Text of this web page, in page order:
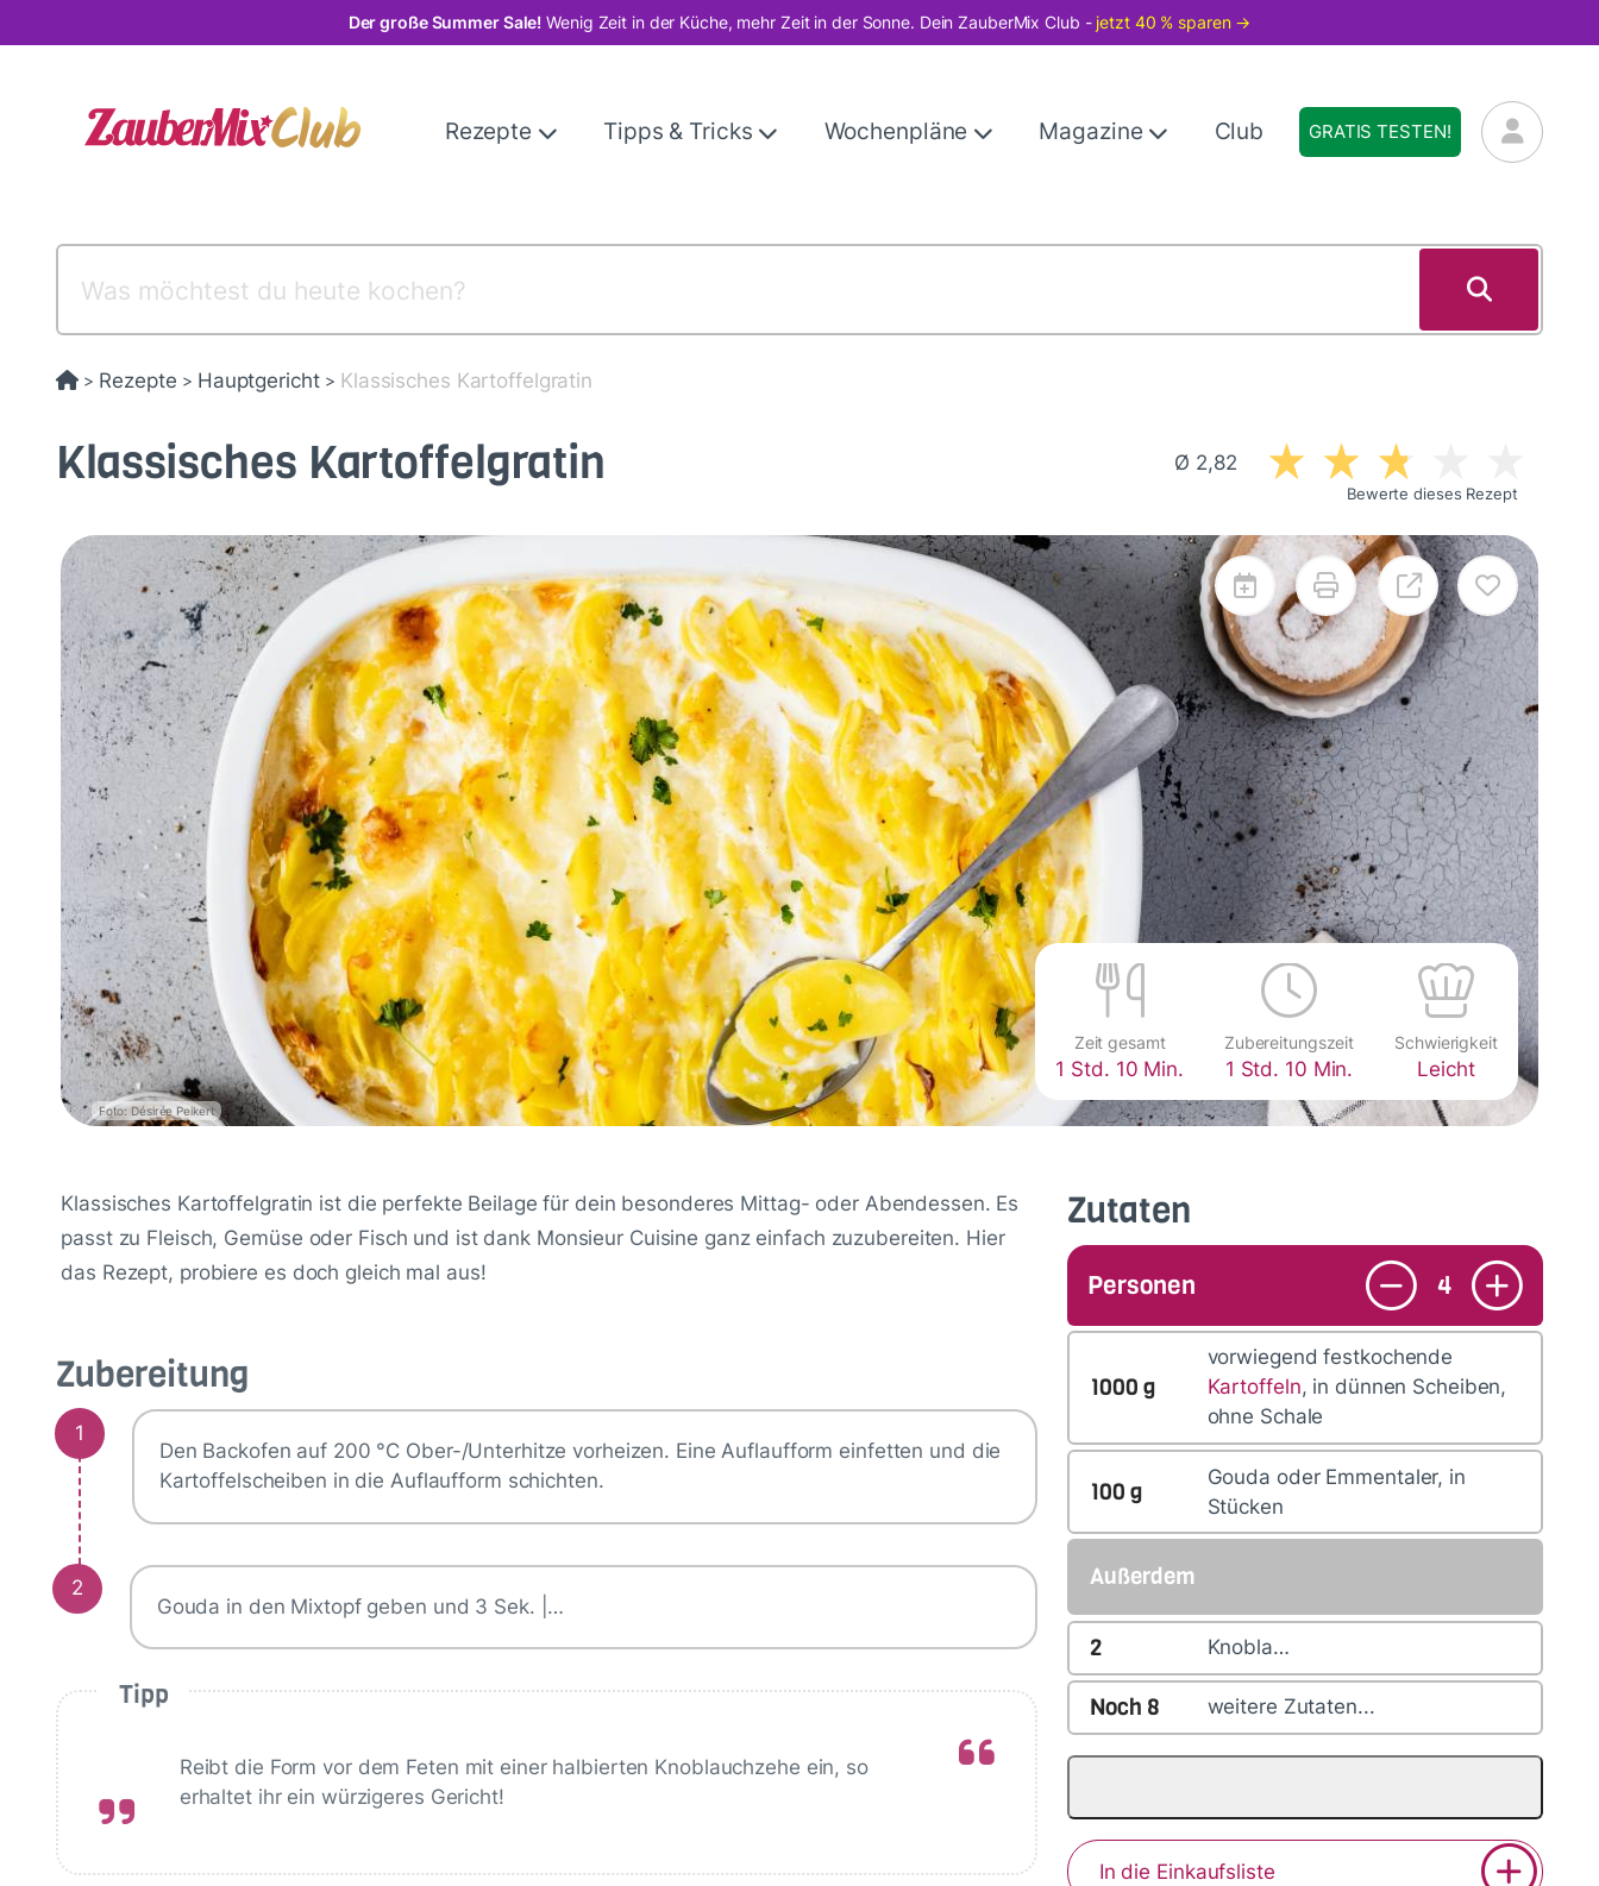
zum
Der große Summer Sale! Wenig Zeit in der Küche, mehr Zeit in der Sonne. Dein ZauberMix Club - jetzt 40 % sparen →
Rezepte Tipps & Tricks Wochenpläne Magazine Club GRATIS TESTEN!
> Rezepte > Hauptgericht > Klassisches Kartoffelgratin
Klassisches Kartoffelgratin Ø 2,82
Bewerte dieses Rezept
Foto: Désirée Peikert
Zeit gesamt
1 Std. 10 Min.
Zubereitungszeit
1 Std. 10 Min.
Schwierigkeit
Leicht
Klassisches Kartoffelgratin ist die perfekte Beilage für dein besonderes Mittag- oder Abendessen. Es
passt zu Fleisch, Gemüse oder Fisch und ist dank Monsieur Cuisine ganz einfach zuzubereiten. Hier
das Rezept, probiere es doch gleich mal aus!
Zubereitung
1
Den Backofen auf 200 °C Ober-/Unterhitze vorheizen. Eine Auflaufform einfetten und die
Kartoffelscheiben in die Auflaufform schichten.
2
Gouda in den Mixtopf geben und 3 Sek. |…
Tipp
Reibt die Form vor dem Feten mit einer halbierten Knoblauchzehe ein, so
erhaltet ihr ein würzigeres Gericht!
Zutaten
Personen 4
1000 g
vorwiegend festkochende
Kartoffeln, in dünnen Scheiben,
ohne Schale
100 g
Gouda oder Emmentaler, in
Stücken
Außerdem
2 Knobla…
Noch 8 weitere Zutaten...
In die Einkaufsliste